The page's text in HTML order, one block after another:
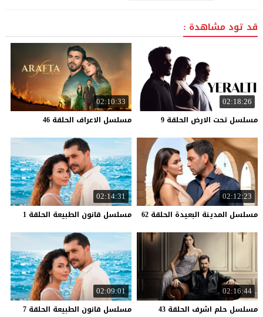
قد تود مشاهدة :
02:18:26
مسلسل تحت الارض الحلقة 9
02:10:33
مسلسل الاعراف الحلقة 46
02:12:23
مسلسل المدينة البعيدة الحلقة 62
02:14:31
مسلسل قانون الطبيعة الحلقة 1
02:16:44
مسلسل حلم اشرف الحلقة 43
02:09:01
مسلسل قانون الطبيعة الحلقة 7